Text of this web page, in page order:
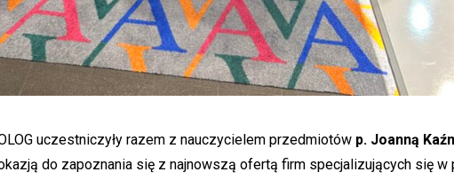
uczestniczyły razem z nauczycielem przedmiotów p. Joanną
do zapoznania się z najnowszą ofertą firm specjalizujących się w